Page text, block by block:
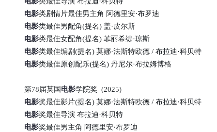
电影类剧情片最佳男主角 阿德里安·布罗迪
电影类最佳男配角(提名) 盖·皮尔斯
电影类最佳女配角(提名) 菲丽希缇·琼斯
电影类最佳编剧(提名) 莫娜·法斯特欧德 / 布拉迪·科贝特
电影类最佳原创配乐(提名) 丹尼尔·布拉姆博格
第78届英国电影学院奖 (2025)
电影奖最佳影片(提名) 莫娜·法斯特欧德 / 布拉迪·科贝特
电影奖最佳导演 布拉迪·科贝特
电影奖最佳男主角 阿德里安·布罗迪